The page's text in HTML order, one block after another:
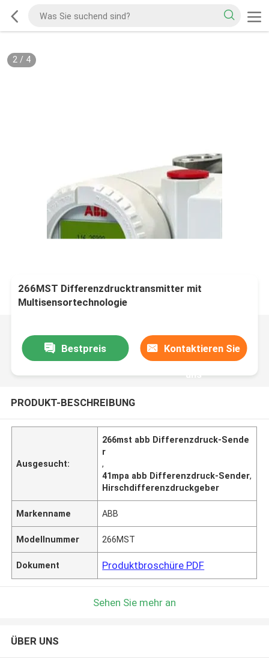
2/ 4
266MST Differenzdrucktransmitter mit
Multisensortechnologie
Bestpreis Kontaktieren Sie
uns
PRODUKT-BESCHREIBUNG
Ausgesucht:
266mst abb Differenzdruck-Sende
r
,
41mpa abb Differenzdruck-Sender,
Hirschdifferenzdruckgeber
Markenname ABB
Modellnummer 266MST
Dokument Produktbroschüre PDF
Sehen Sie mehr an
ÜBER UNS